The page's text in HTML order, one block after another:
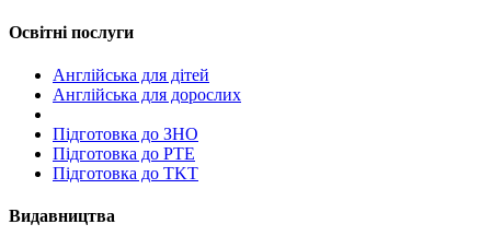
Освітні послуги
Англійська для дітей
Англійська для дорослих
Пiдготовка до ЗНО
Підготовка до PTE
Підготовка до TKT
Видавництва